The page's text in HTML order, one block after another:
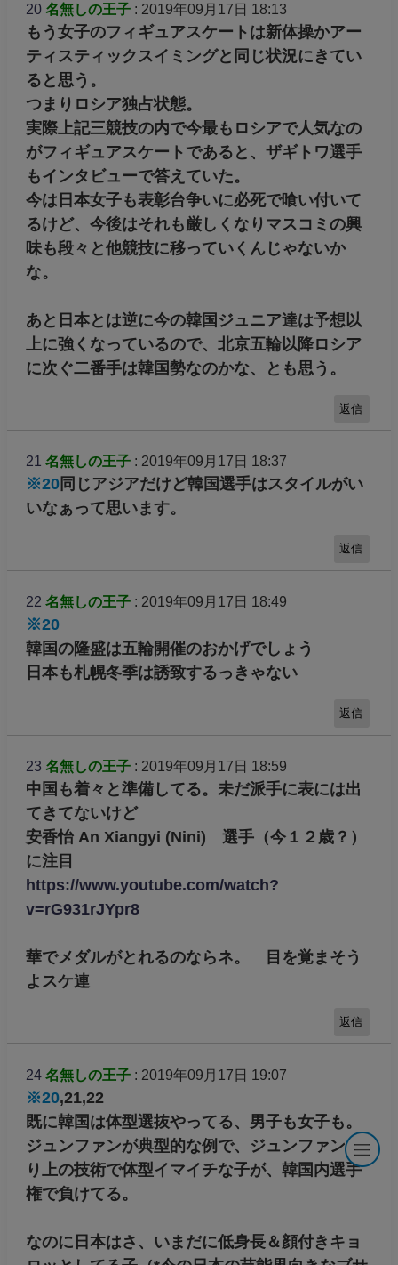
20 名無しの王子: 2019年09月17日 18:13
もう女子のフィギュアスケートは新体操かアー
ティスティックスイミングと同じ状況にきてい
ると思う。
つまりロシア独占状態。
実際上記三競技の内で今最もロシアで人気なの
がフィギュアスケートであると、ザギトワ選手
もインタビューで答えていた。
今は日本女子も表彰台争いに必死で喰い付いて
るけど、今後はそれも厳しくなりマスコミの興
味も段々と他競技に移っていくんじゃないか
な。
あと日本とは逆に今の韓国ジュニア達は予想以
上に強くなっているので、北京五輪以降ロシア
に次ぐ二番手は韓国勢なのかな、とも思う。
返信
21 名無しの王子: 2019年09月17日 18:37
※20同じアジアだけど韓国選手はスタイルがい
いなぁって思います。
返信
22 名無しの王子: 2019年09月17日 18:49
※20
韓国の隆盛は五輪開催のおかげでしょう
日本も札幌冬季は誘致するっきゃない
返信
23 名無しの王子: 2019年09月17日 18:59
中国も着々と準備してる。未だ派手に表には出
てきてないけど
安香怡 An Xiangyi (Nini) 選手（今１２歳？）
に注目
https://www.youtube.com/watch?
v=rG931rJYpr8
華でメダルがとれるのならネ。 目を覚まそう
よスケ連
返信
24 名無しの王子: 2019年09月17日 19:07
※20,21,22
既に韓国は体型選抜やってる、男子も女子も。
ジュンファンが典型的な例で、ジュンファンよ
り上の技術で体型イマイチな子が、韓国内選手
権で負けてる。
なのに日本はさ、いまだに低身長＆顔付きキョ